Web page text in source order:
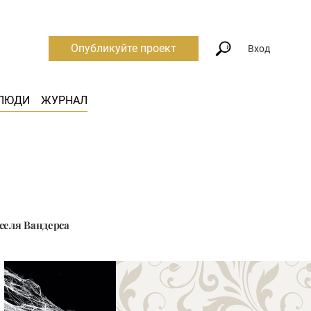
ЖУРНАЛ
Опубликуйте проект Вход
Вандерса